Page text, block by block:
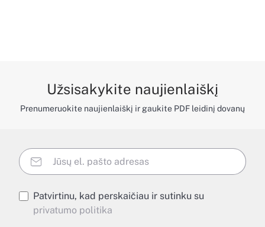
Užsisakykite naujienlaiškį
Prenumeruokite naujienlaiškį ir gaukite PDF leidinį dovanų
Patvirtinu, kad perskaičiau ir sutinku su
privatumo politika